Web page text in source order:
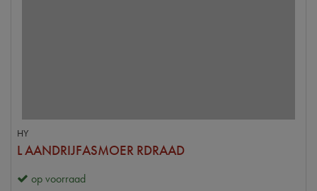
HY
L AANDRIJFASMOER RDRAAD
op voorraad